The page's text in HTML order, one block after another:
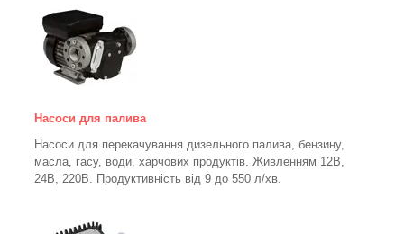
Насоси для палива
Насоси для перекачування дизельного палива, бензину,
масла, гасу, води, харчових продуктів. Живленням 12В,
24В, 220В. Продуктивність від 9 до 550 л/хв.